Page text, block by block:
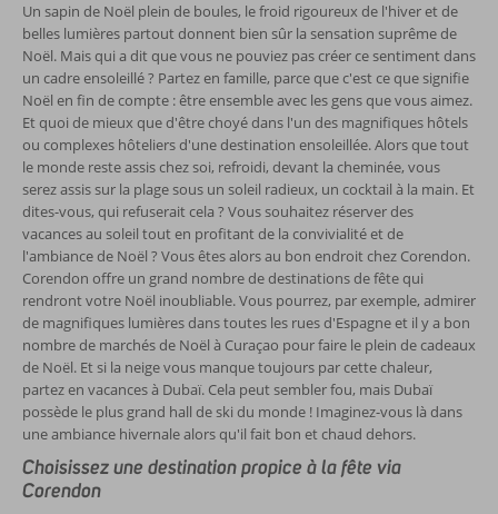
Un sapin de Noël plein de boules, le froid rigoureux de l'hiver et de
belles lumières partout donnent bien sûr la sensation suprême de
Noël. Mais qui a dit que vous ne pouviez pas créer ce sentiment dans
un cadre ensoleillé ? Partez en famille, parce que c'est ce que signifie
Noël en fin de compte : être ensemble avec les gens que vous aimez.
Et quoi de mieux que d'être choyé dans l'un des magnifiques hôtels
ou complexes hôteliers d'une destination ensoleillée. Alors que tout
le monde reste assis chez soi, refroidi, devant la cheminée, vous
serez assis sur la plage sous un soleil radieux, un cocktail à la main. Et
dites-vous, qui refuserait cela ? Vous souhaitez réserver des
vacances au soleil tout en profitant de la convivialité et de
l'ambiance de Noël ? Vous êtes alors au bon endroit chez Corendon.
Corendon offre un grand nombre de destinations de fête qui
rendront votre Noël inoubliable. Vous pourrez, par exemple, admirer
de magnifiques lumières dans toutes les rues d'Espagne et il y a bon
nombre de marchés de Noël à Curaçao pour faire le plein de cadeaux
de Noël. Et si la neige vous manque toujours par cette chaleur,
partez en vacances à Dubaï. Cela peut sembler fou, mais Dubaï
possède le plus grand hall de ski du monde ! Imaginez-vous là dans
une ambiance hivernale alors qu'il fait bon et chaud dehors.
Choisissez une destination propice à la fête via
Corendon